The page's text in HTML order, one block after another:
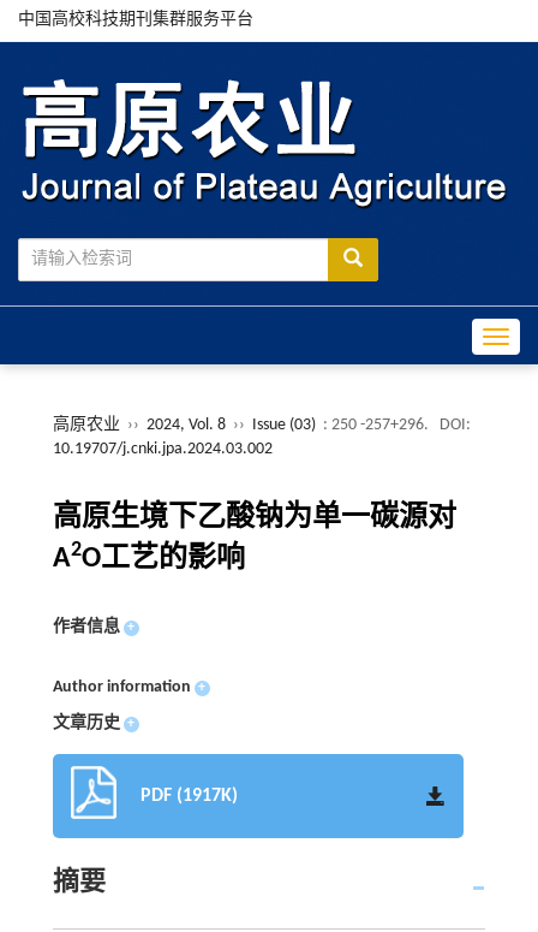
中国高校科技期刊集群服务平台
高原农业 ›› 2024, Vol. 8 ›› Issue (03) : 250 -257+296.
DOI:
10.19707/j.cnki.jpa.2024.03.002
高原生境下乙酸钠为单一碳源对
A2O工艺的影响
作者信息 +
Author information +
文章历史 +
PDF (1917K)
摘要